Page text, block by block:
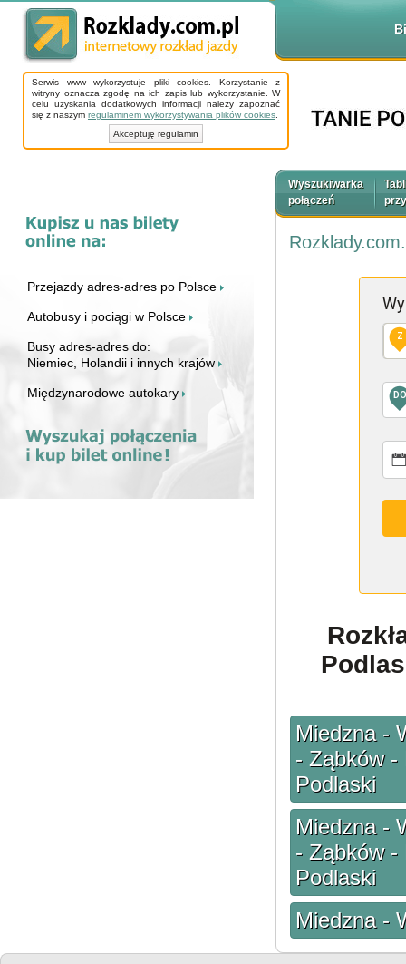
Serwis www wykorzystuje pliki cookies. Korzystanie z
witryny oznacza zgodę na ich zapis lub wykorzystanie. W
celu uzyskania dodatkowych informacji należy zapoznać
się z naszym regulaminem wykorzystywania plików cookies
Akceptuję regulamin
Przejazdy adres-adres po Polsce
Autobusy i pociągi w Polsce
Busy adres-adres do:
Niemiec, Holandii i innych krajów
Międzynarodowe autokary
Wyszukiwarka
połączeń
Z
DO
Miedzna -
- Ząbków -
Podlaski
Miedzna -
- Ząbków -
Podlaski
Miedzna -